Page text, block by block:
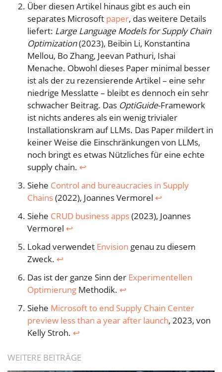
Über diesen Artikel hinaus gibt es auch ein
separates Microsoft paper, das weitere Details
liefert: Large Language Models for Supply Chain
Optimization(2023), Beibin Li, Konstantina
Mellou, Bo Zhang, Jeevan Pathuri, Ishai
Menache. Obwohl dieses Paper minimal besser
ist als der zu rezensierende Artikel – eine sehr
niedrige Messlatte – bleibt es dennoch ein sehr
schwacher Beitrag. Das OptiGuide-Framework
ist nichts anderes als ein wenig trivialer
Installationskram auf LLMs. Das Paper mildert in
keiner Weise die Einschränkungen von LLMs,
noch bringt es etwas Nützliches für eine echte
supply chain. ↩︎
Siehe Control and bureaucracies in Supply
Chains(2022), Joannes Vermorel ↩︎
Siehe CRUD business apps(2023), Joannes
Vermorel ↩︎
Lokad verwendet Envision genau zu diesem
Zweck. ↩︎
Das ist der ganze Sinn der Experimentellen
Optimierung Methodik. ↩︎
Siehe Microsoft to end Supply Chain Center
preview less than a year after launch, 2023, von
Kelly Stroh. ↩︎
WEITERE BEITRÄGE